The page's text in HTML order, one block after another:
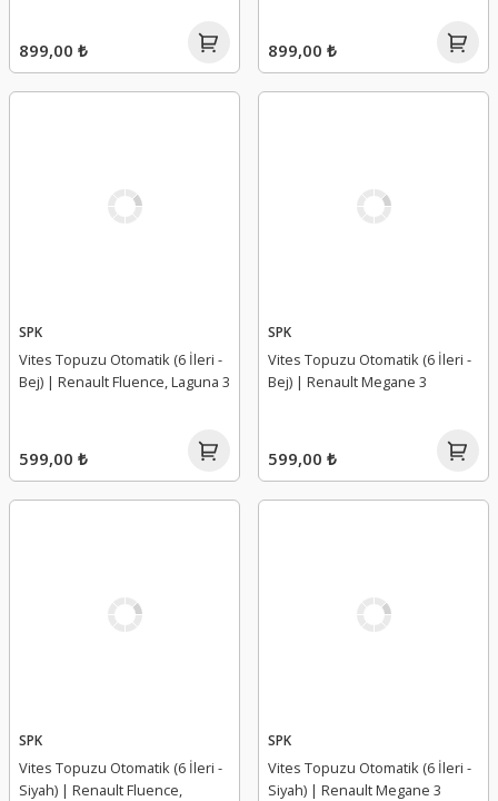
899,00 ₺ 899,00 ₺
SPK
Vites Topuzu Otomatik (6 İleri -
Bej) | Renault Fluence, Laguna 3
599,00 ₺
SPK
Vites Topuzu Otomatik (6 İleri -
Bej) | Renault Megane 3
599,00 ₺
SPK
Vites Topuzu Otomatik (6 İleri -
Siyah) | Renault Fluence,
SPK
Vites Topuzu Otomatik (6 İleri -
Siyah) | Renault Megane 3